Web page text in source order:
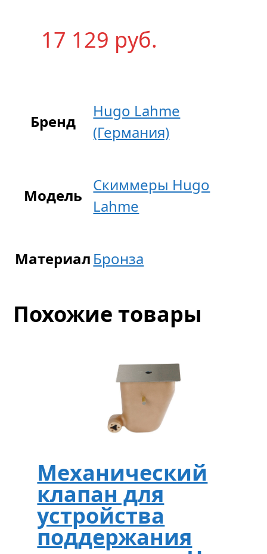
17 129 руб.
Бренд
Hugo Lahme
(Германия)
Модель
Скиммеры Hugo
Lahme
Материал Бронза
Похожие товары
Механический
клапан для
устройства
поддержания